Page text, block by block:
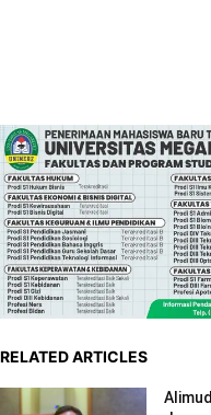
RELATED ARTICLES